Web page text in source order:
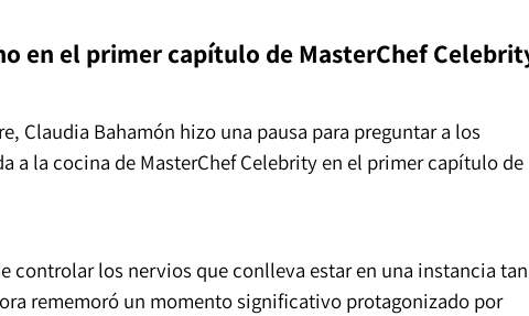
en el primer capítulo de MasterChef
Claudia Bahamón hizo una pausa para preguntar a los
a la cocina de MasterChef Celebrity en el primer capítulo de
controlar los nervios que conlleva estar en una instancia tan
rememoró un momento significativo protagonizado por